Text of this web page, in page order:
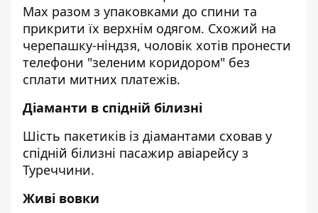
Max разом з упаковками до спини та
прикрити їх верхнім одягом. Схожий на
черепашку-ніндзя, чоловік хотів пронести
телефони "зеленим коридором" без
сплати митних платежів.
Діаманти в спідній білизні
Шість пакетиків із діамантами сховав у
спідній білизні пасажир авіарейсу з
Туреччини.
Живі вовки